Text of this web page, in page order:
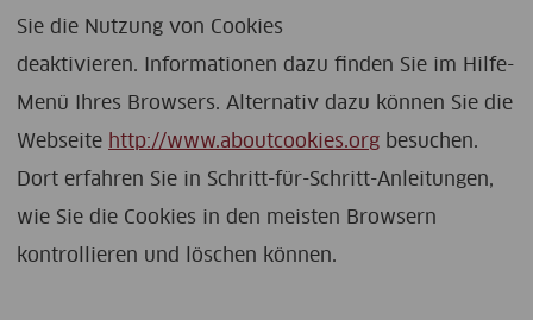
Sie die Nutzung von Cookies
deaktivieren. Informationen dazu finden Sie im Hilfe-
Menü Ihres Browsers. Alternativ dazu können Sie die
Webseite http://www.aboutcookies.org besuchen.
Dort erfahren Sie in Schritt-für-Schritt-Anleitungen,
wie Sie die Cookies in den meisten Browsern
kontrollieren und löschen können.